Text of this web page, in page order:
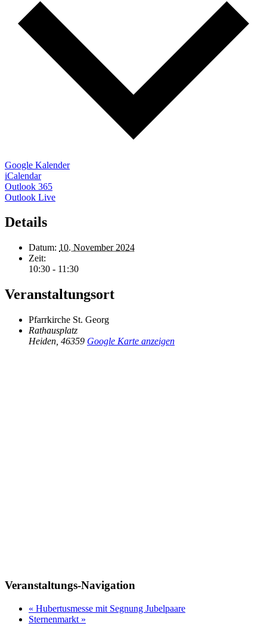
Google Kalender
iCalendar
Outlook 365
Outlook Live
Details
Datum: 10. November 2024
Zeit:
10:30 - 11:30
Veranstaltungsort
Pfarrkirche St. Georg
Rathausplatz
Heiden 46359 Google Karte anzeigen
Veranstaltungs-Navigation
« Hubertusmesse mit Segnung Jubelpaare
Sternenmarkt »